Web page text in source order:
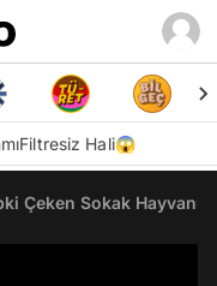
Filtresiz Hali😱
Çeken Sokak